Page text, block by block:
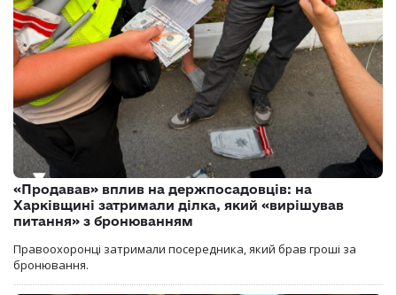
«Продавав» вплив на держпосадовців: на
Харківщині затримали ділка, який «вирішував
питання» з бронюванням
Правоохоронці затримали посередника, який брав гроші за
бронювання.